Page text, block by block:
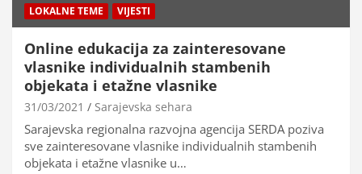
LOKALNE TEME VIJESTI
Online edukacija za zainteresovane
vlasnike individualnih stambenih
objekata i etažne vlasnike
31/03/2021 Sarajevska sehara
Sarajevska regionalna razvojna agencija SERDA poziva
sve zainteresovane vlasnike individualnih stambenih
objekata i etažne vlasnike u…